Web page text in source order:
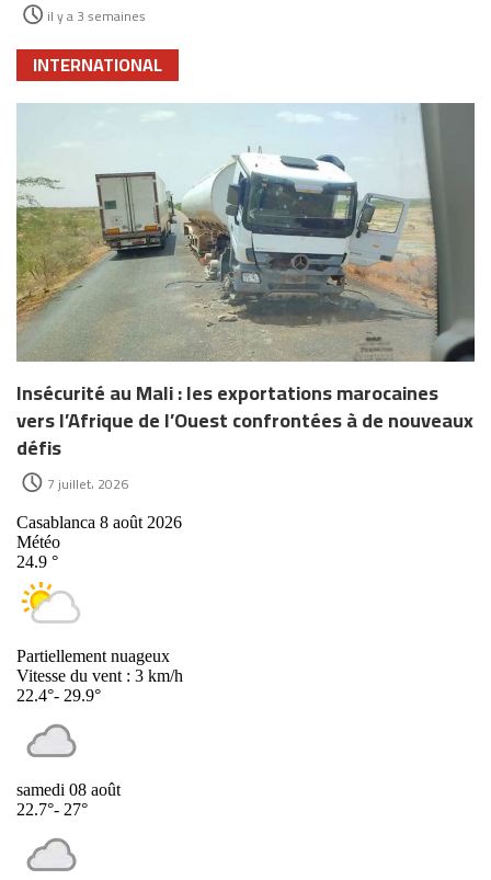
il y a 3 semaines
INTERNATIONAL
Insécurité au Mali : les exportations marocaines
vers l’Afrique de l’Ouest confrontées à de nouveaux
défis
7 juillet، 2026